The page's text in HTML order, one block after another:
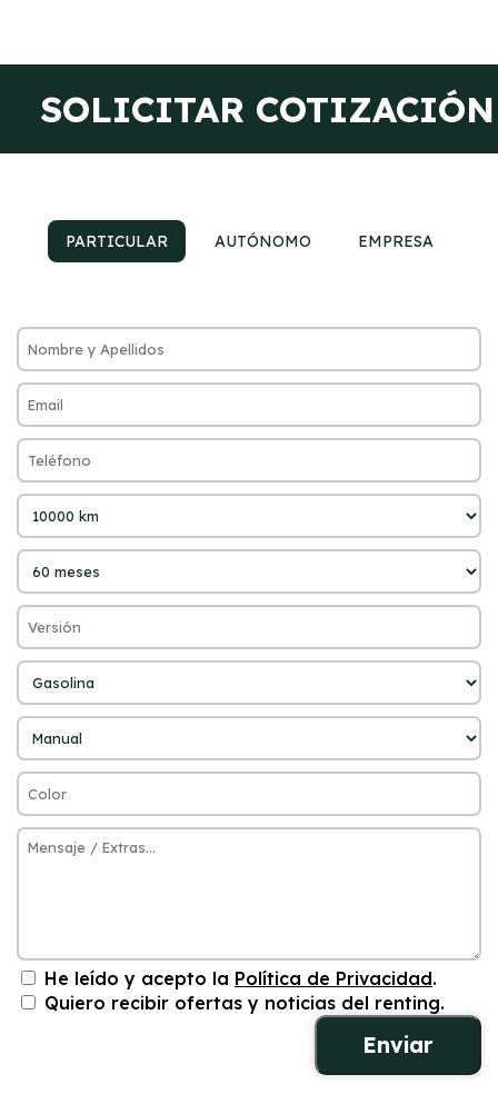
SOLICITAR COTIZACIÓN
PARTICULAR AUTÓNOMO EMPRESA
He leído y acepto la Política de Privacidad.
Quiero recibir ofertas y noticias del renting.